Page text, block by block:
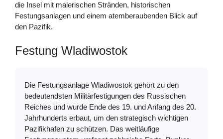
die Insel mit malerischen Stränden, historischen
Festungsanlagen und einem atemberaubenden Blick auf
den Pazifik.
Festung Wladiwostok
Die Festungsanlage Wladiwostok gehört zu den
bedeutendsten Militärfestigungen des Russischen
Reiches und wurde Ende des 19. und Anfang des 20.
Jahrhunderts erbaut, um den strategisch wichtigen
Pazifikhafen zu schützen. Das weitläufige